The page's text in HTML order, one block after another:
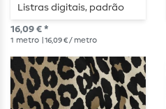
Listras digitais, padrão
abstrato, cor bordô
16,09 € *
1 metro | 16,09 € / metro